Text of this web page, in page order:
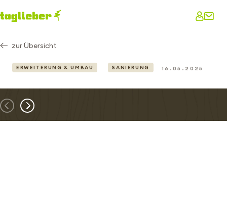
zur Übersicht
ERWEITERUNG & UMBAU SANIERUNG 16.05.2025